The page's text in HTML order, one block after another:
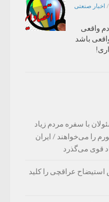
/ اخبار صنعتی
واقعی
باشد
با سفره مردم زیاد
را می‌خواهند / ایران
قوی می‌گذرد
عراقچی را کلید